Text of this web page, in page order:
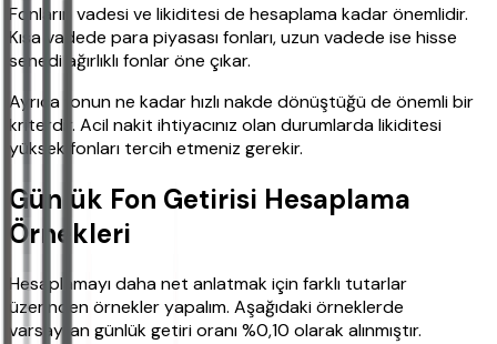
Fonların vadesi ve likiditesi de hesaplama kadar önemlidir.
Kısa vadede para piyasası fonları, uzun vadede ise hisse
senedi ağırlıklı fonlar öne çıkar.
Ayrıca fonun ne kadar hızlı nakde dönüştüğü de önemli bir
kriterdir. Acil nakit ihtiyacınız olan durumlarda likiditesi
yüksek fonları tercih etmeniz gerekir.
Günlük Fon Getirisi Hesaplama
Örnekleri
Hesaplamayı daha net anlatmak için farklı tutarlar
üzerinden örnekler yapalım. Aşağıdaki örneklerde
varsayılan günlük getiri oranı %0,10 olarak alınmıştır.